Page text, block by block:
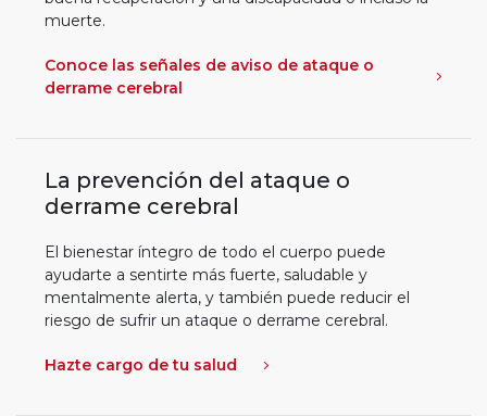
muerte.
Conoce las señales de aviso de ataque o
derrame cerebral
La prevención del ataque o
derrame cerebral
El bienestar íntegro de todo el cuerpo puede
ayudarte a sentirte más fuerte, saludable y
mentalmente alerta, y también puede reducir el
riesgo de sufrir un ataque o derrame cerebral.
Hazte cargo de tu salud